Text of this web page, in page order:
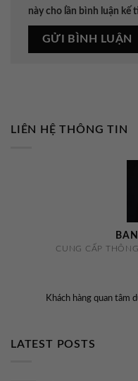
này cho lần bình luận kế
LIÊN HỆ THÔNG TIN
CUNG CẤP
Khách hàng quan tâm
LATEST POSTS